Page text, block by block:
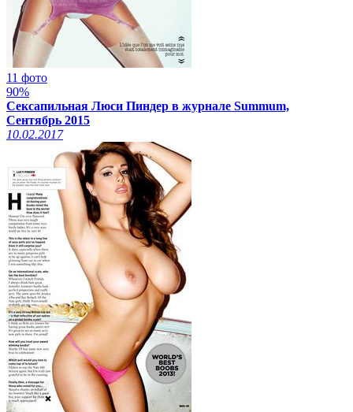
11 фото
90%
Сексапильная Люси Пиндер в журнале Summum,
Сентябрь 2015
10.02.2017